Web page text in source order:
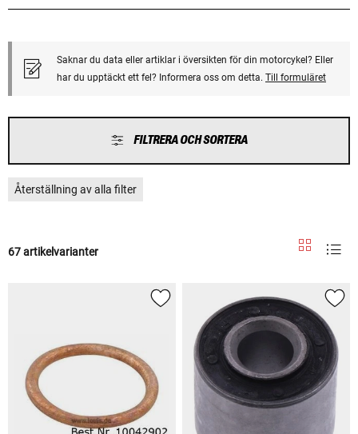
Saknar du data eller artiklar i översikten för din motorcykel? Eller
har du upptäckt ett fel? Informera oss om detta. Till formuläret
FILTRERA OCH SORTERA
Återställning av alla filter
67 artikelvarianter